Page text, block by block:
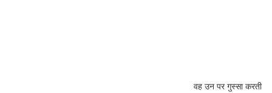
वह उन पर गुस्सा करती